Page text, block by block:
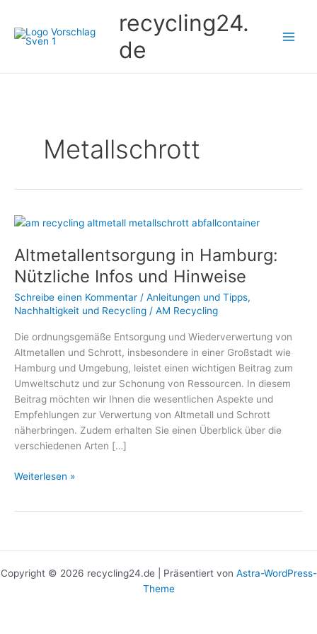
springen
recycling24.
de
Metallschrott
Altmetallentsorgung in Hamburg:
Nützliche Infos und Hinweise
Schreibe einen Kommentar / Anleitungen und Tipps,
Nachhaltigkeit und Recycling / AM Recycling
Die ordnungsgemäße Entsorgung und Wiederverwertung von
Altmetallen und Schrott, insbesondere in einer Großstadt wie
Hamburg und Umgebung, leistet einen wichtigen Beitrag zum
Umweltschutz und zur Schonung von Ressourcen. In diesem
Beitrag möchten wir Ihnen die wesentlichen Aspekte und
Empfehlungen zur Verwertung von Altmetall und Schrott
näherbringen. Zudem erhalten Sie einen Überblick über die
verschiedenen Arten […]
Altmetallentsorgung
Hamburg:
Nützliche
Infos
und
Hinweise
Weiterlesen »
Copyright © 2026 recycling24.de | Präsentiert von Astra-WordPress-
Theme